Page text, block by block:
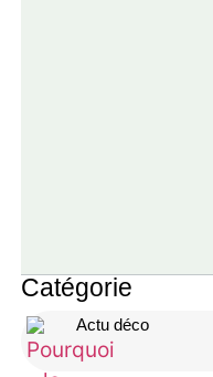
Catégorie
Actu déco